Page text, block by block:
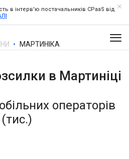
в інтерв'ю постачальників CPaaS від
МАРТИНІКА
в Мартиніці
операторів
(тис.)